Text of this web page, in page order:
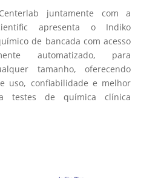
juntamente com a
apresenta o Indiko
de bancada com acesso
automatizado, para
tamanho, oferecendo
uso, confiabilidade e melhor
testes de química clínica